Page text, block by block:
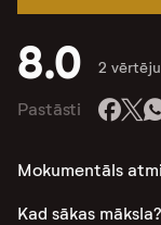
8.0 2
Pastāsti
Mokumentāls
Kad sākas